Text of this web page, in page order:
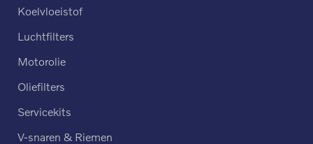
Koelvloeistof
Luchtfilters
Motorolie
Oliefilters
Servicekits
V-snaren & Riemen